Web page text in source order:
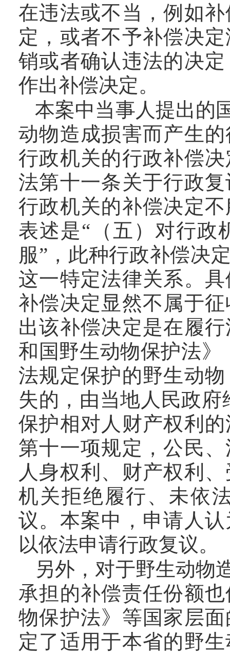
在违法或不当，例如
定，或者不予补偿决
销或者确认违法的决
作出补偿决定。
本案中当事人提出的
动物造成损害而产生
行政机关的行政补偿
法第十一条关于行政
行政机关的补偿决定
表述是“（五）对行政
服”，此种行政补偿决
这一特定法律关系。
补偿决定显然不属于
出该补偿决定是在履
和国野生动物保护法》
法规定保护的野生动
失的，由当地人民政
保护相对人财产权利
第十一项规定，公民
人身权利、财产权利
机关拒绝履行、未依
议。本案中，申请人
以依法申请行政复议。
另外，对于野生动物
承担的补偿责任份额
物保护法》等国家层
定了适用于本省的野